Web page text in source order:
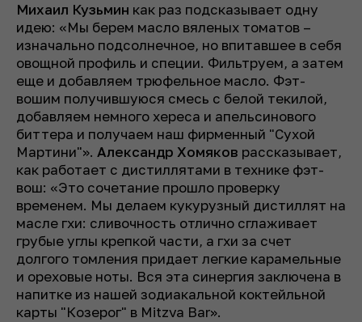
Михаил Кузьмин как раз подсказывает одну
идею: «Мы берем масло вяленых томатов –
изначально подсолнечное, но впитавшее в себя
овощной профиль и специи. Фильтруем, а затем
еще и добавляем трюфельное масло. Фэт-
вошим получившуюся смесь с белой текилой,
добавляем немного хереса и апельсинового
биттера и получаем наш фирменный "Сухой
Мартини"». Александр Хомяков рассказывает,
как работает с дистиллятами в технике фэт-
вош: «Это сочетание прошло проверку
временем. Мы делаем кукурузный дистиллят на
масле гхи: сливочность отлично сглаживает
грубые углы крепкой части, а гхи за счет
долгого томления придает легкие карамельные
и ореховые ноты. Вся эта синергия заключена в
напитке из нашей зодиакальной коктейльной
карты "Козерог" в Mitzva Bar».